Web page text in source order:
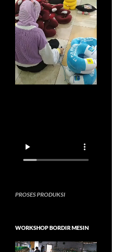
PROSES PRODUKSI
WORKSHOP BORDIR MESIN